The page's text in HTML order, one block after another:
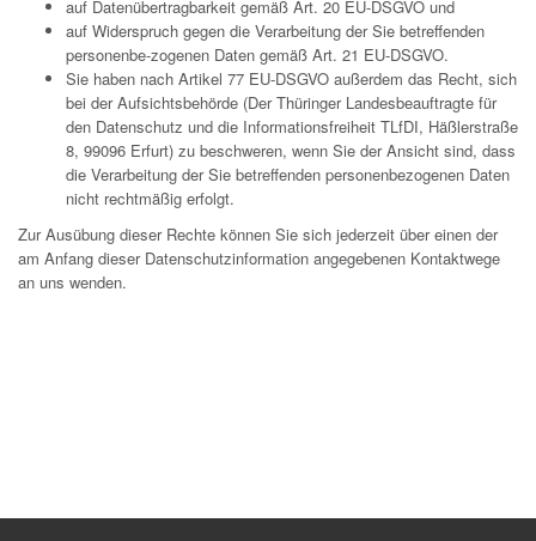
auf Datenübertragbarkeit gemäß Art. 20 EU-DSGVO und
auf Widerspruch gegen die Verarbeitung der Sie betreffenden
personenbe-zogenen Daten gemäß Art. 21 EU-DSGVO.
Sie haben nach Artikel 77 EU-DSGVO außerdem das Recht, sich
bei der Aufsichtsbehörde (Der Thüringer Landesbeauftragte für
den Datenschutz und die Informationsfreiheit TLfDI, Häßlerstraße
8, 99096 Erfurt) zu beschweren, wenn Sie der Ansicht sind, dass
die Verarbeitung der Sie betreffenden personenbezogenen Daten
nicht rechtmäßig erfolgt.
Zur Ausübung dieser Rechte können Sie sich jederzeit über einen der
am Anfang dieser Datenschutzinformation angegebenen Kontaktwege
an uns wenden.